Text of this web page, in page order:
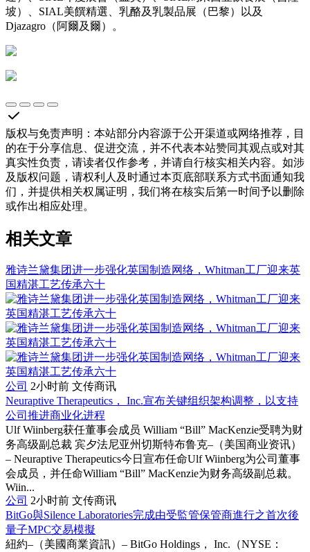
坡）、SIAL美饌精選、乳酪及乳製品展（巴黎）以及
Djazagro（阿爾及爾）。
版权与免责声明 ： 本站部分内容源于公开渠道或网络推荐，目
的在于分享信息、促进交流，并不代表本站赞同其观点或对其
真实性负责，请读者仅作参考，并请自行核实相关内容。如涉
及版权问题，请权利人及时通过本页底部联系方式书面通知我
们，并提供相关权属证明，我们将在核实后第一时间予以删除
或作出相应处理。
相关文章
雅诗兰黛集团进一步强化英国制造网络，Whitman工厂迎来英
国精湛工艺传承六十
公司 2小时前 文传商讯
Neuraptive Therapeutics， Inc.宣布关键组织架构调整，以支持
公司推进商业化进程
Ulf Wiinberg获任董事会成员 William “Bill” MacKenzie受聘为财
务高级副总裁 宾夕法尼亚州切斯特布鲁克–（美国商业资讯）
– Neuraptive Therapeutics今日宣布任命Ulf Wiinberg为公司董事
会成员，并任命William “Bill” MacKenzie为财务高级副总裁。
Wiin...
公司 2小时前 文传商讯
BitGo與Silence Laboratories完成由受監管保管商進行之首次後
量子MPC交易模擬
紐約–（美國商業資訊）– BitGo Holdings， Inc.（NYSE：